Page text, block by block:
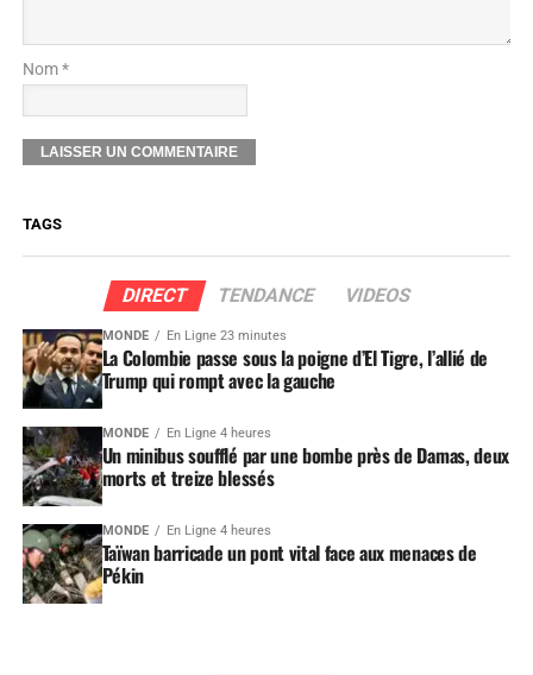
Nom *
TAGS
DIRECT TENDANCE VIDEOS
MONDE En Ligne 23 minutes
La Colombie passe sous la poigne d’El Tigre, l’allié de
Trump qui rompt avec la gauche
MONDE En Ligne 4 heures
Un minibus soufflé par une bombe près de Damas, deux
morts et treize blessés
MONDE En Ligne 4 heures
Taïwan barricade un pont vital face aux menaces de
Pékin